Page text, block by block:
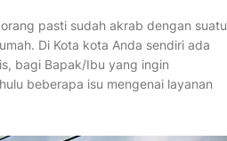
pasti sudah akrab dengan suatu
Di Kota kota Anda sendiri ada
bagi Bapak/Ibu yang ingin
beberapa isu mengenai layanan